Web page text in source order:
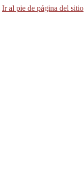
Ir al pie de página del sitio